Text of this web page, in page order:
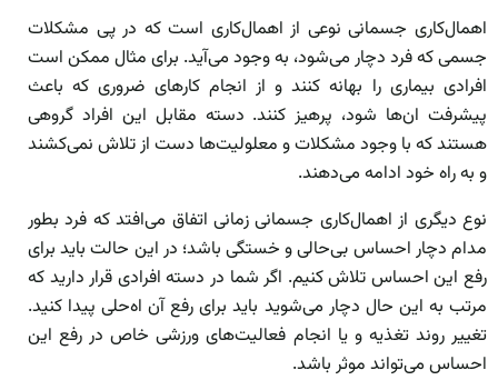
اهمال‌کاری جسمانی نوعی از اهمال‌کاری است که در پی مشکلات
جسمی که فرد دچار می‌شود، به وجود می‌آید. برای مثال ممکن است
افرادی بیماری را بهانه کنند و از انجام کار‌های ضروری که باعث
پیشرفت ان‌ها شود، پرهیز کنند. دسته مقابل این افراد گروهی
هستند که با وجود مشکلات و معلولیت‌ها دست از تلاش نمی‌کشند
و به راه خود ادامه می‌دهند.
نوع دیگری از اهمال‌کاری جسمانی زمانی اتفاق می‌افتد که فرد بطور
مدام دچار احساس بی‌حالی و خستگی باشد؛ در این حالت باید برای
رفع این احساس تلاش کنیم. اگر شما در دسته افرادی قرار دارید که
مرتب به این حال دچار می‌شوید باید برای رفع آن اه‌حلی پیدا کنید.
تغییر روند تغذیه و یا انجام فعالیت‌های ورزشی خاص در رفع این
احساس می‌تواند موثر باشد.